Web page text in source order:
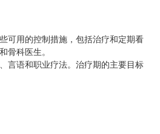
可用的控制措施，包括治疗和定期看
骨科医生。
言语和职业疗法。治疗期的主要目标